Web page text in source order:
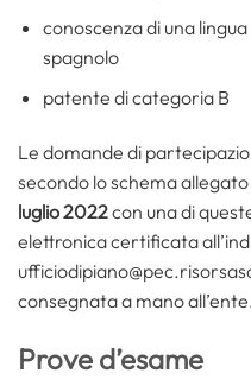
conoscenza di una
spagnolo
patente di categoria B
Le domande di
secondo lo schema
luglio 2022con una di
elettronica certificata
consegnata a mano
Prove d’esame